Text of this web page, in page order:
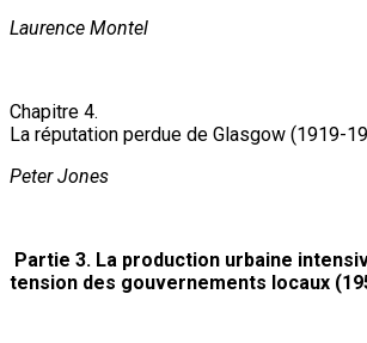
Laurence Montel
Chapitre 4.
La réputation perdue de Glasgow (1919-
Peter Jones
Partie 3. La production urbaine
tension des gouvernements locaux